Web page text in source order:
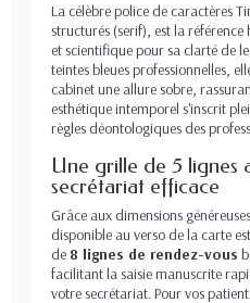
La célèbre police de caractères
structurés (serif), est la
et scientifique pour sa clarté de
teintes bleues professionnelles,
cabinet une allure sobre,
esthétique intemporel s'inscrit
règles déontologiques des
Une grille de 5 lignes
secrétariat efficace
Grâce aux dimensions
disponible au verso de la carte
de 8 lignes de rendez-vous
facilitant la saisie manuscrite
votre secrétariat. Pour vos